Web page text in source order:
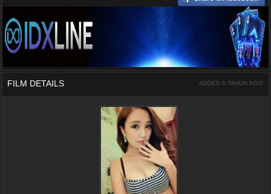
FILM DETAILS ADDED 6 TAHUN AGO